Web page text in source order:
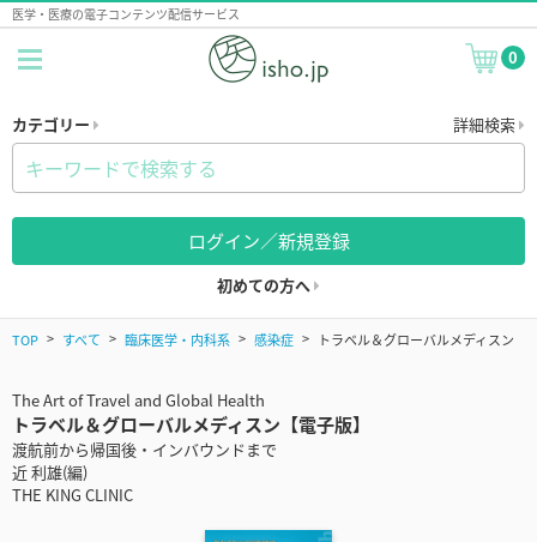
医学・医療の電子コンテンツ配信サービス
0
カテゴリー 詳細検索
ログイン／新規登録
初めての方へ
TOP すべて 臨床医学・内科系 感染症 トラベル＆グローバルメディスン
The Art of Travel and Global Health
トラベル＆グローバルメディスン【電子版】
渡航前から帰国後・インバウンドまで
近 利雄(編)
THE KING CLINIC